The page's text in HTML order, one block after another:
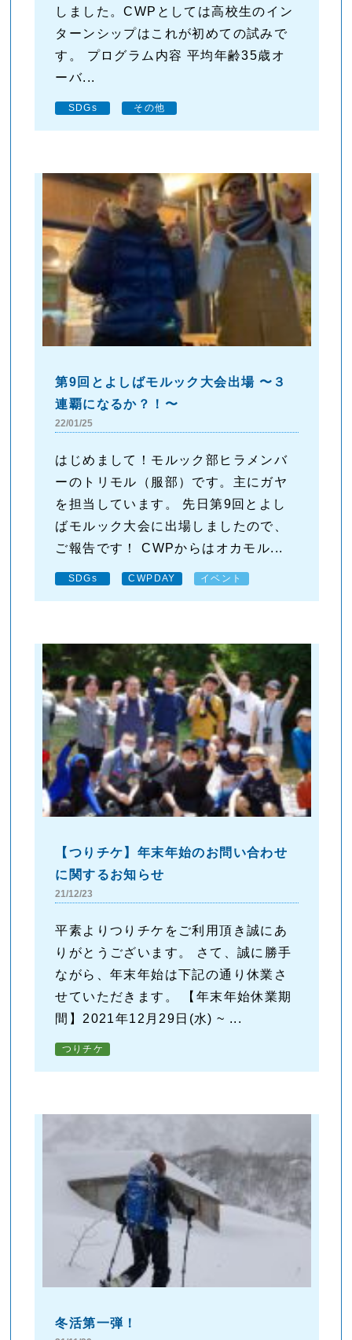
しました。CWPとしては高校生のイン
ターンシップはこれが初めての試みで
す。 プログラム内容 平均年齢35歳オ
ーバ...
SDGs その他
第9回とよしばモルック大会出場 〜３
連覇になるか？！〜
22/01/25
はじめまして！モルック部ヒラメンバ
ーのトリモル（服部）です。主にガヤ
を担当しています。 先日第9回とよし
ばモルック大会に出場しましたので、
ご報告です！ CWPからはオカモル...
SDGs CWPDAY イベント
【つりチケ】年末年始のお問い合わせ
に関するお知らせ
21/12/23
平素よりつりチケをご利用頂き誠にあ
りがとうございます。 さて、誠に勝手
ながら、年末年始は下記の通り休業さ
せていただきます。 【年末年始休業期
間】2021年12月29日(水) ~ ...
つりチケ
冬活第一弾！